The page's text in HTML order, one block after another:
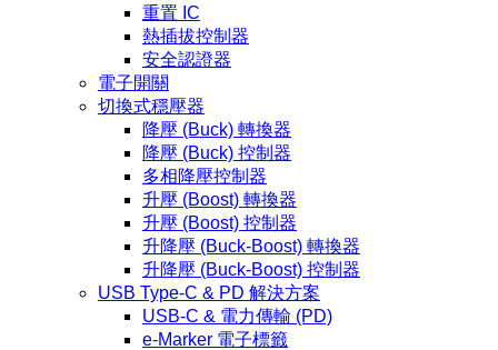
重置 IC
熱插拔控制器
安全認證器
電子開關
切換式穩壓器
降壓 (Buck) 轉換器
降壓 (Buck) 控制器
多相降壓控制器
升壓 (Boost) 轉換器
升壓 (Boost) 控制器
升降壓 (Buck-Boost) 轉換器
升降壓 (Buck-Boost) 控制器
USB Type-C & PD 解決方案
USB-C & 電力傳輸 (PD)
e-Marker 電子標籤